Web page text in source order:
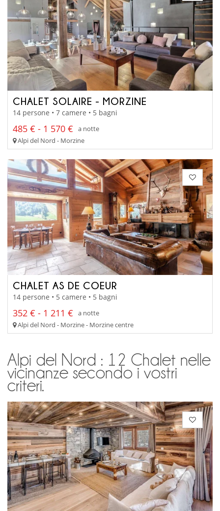
CHALET SOLAIRE - MORZINE
14 persone • 7 camere • 5 bagni
485 € - 1 570 €
a notte
Alpi del Nord - Morzine
CHALET AS DE COEUR
14 persone • 5 camere • 5 bagni
352 € - 1 211 €
a notte
Alpi del Nord - Morzine - Morzine centre
Alpi del Nord : 12 Chalet nelle
vicinanze secondo i vostri
criteri.